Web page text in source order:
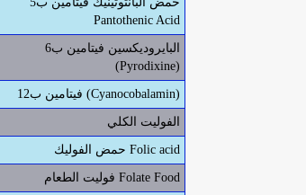
Pantothenic Acid
البايروديكسين فيتامين ب6
(Pyrodixine)
فيتامين ب12 (Cyanocobalamin)
الفوليت الكلي
حمض الفوليك Folic acid
فوليت الطعام Folate Food